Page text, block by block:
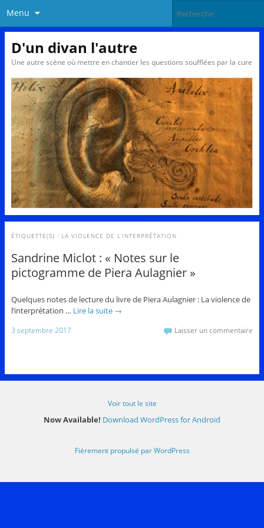
Menu
D'un divan l'autre
Une autre scène où mettre en chantier les questions soufflées par la cure
ÉTIQUETTE(S) : LA VIOLENCE DE L’INTERPRÉTATION
Sandrine Miclot : « Notes sur le
pictogramme de Piera Aulagnier »
Quelques notes de lecture du livre de Piera Aulagnier : La violence de
l’interprétation … Lire la suite →
3 septembre 2017 Laisser un commentaire
Voir tout le site
Now Available! Download WordPress for Android
Fièrement propulsé par WordPress